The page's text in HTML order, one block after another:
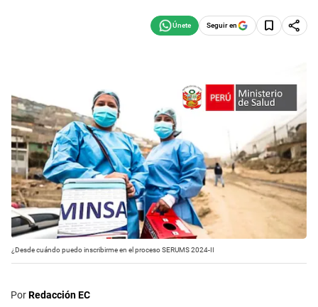
Seguir en
¿Desde cuándo puedo inscribirme en el proceso SERUMS 2024-II
PorRedacción EC